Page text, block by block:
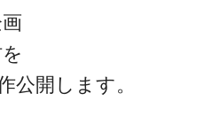
公開します。